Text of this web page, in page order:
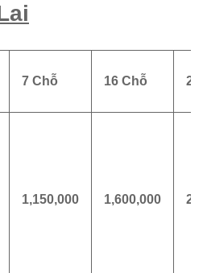
7 Chỗ 16 Chỗ
1,150,000 1,600,000